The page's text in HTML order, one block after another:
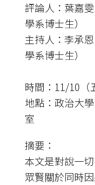
評論人：葉嘉
學系博士生）
主持人：李承
學系博士生）
時間：11/10（
地點：政治大
室
摘要：
本文是對說一
眾賢關於同時